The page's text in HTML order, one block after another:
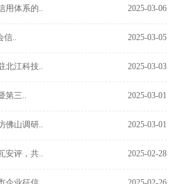
用体系的.. 2025-03-06
信.. 2025-03-05
北江科技.. 2025-03-03
第三.. 2025-03-01
佛山调研.. 2025-03-01
评，共.. 2025-02-28